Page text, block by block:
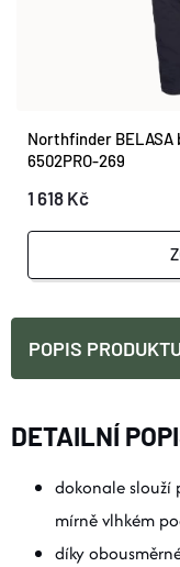
Northfinder BELASA
6502PRO-269
1 618 Kč
POPIS
DETAILNÍ
dokonale slouží
mírně vlhkém
díky